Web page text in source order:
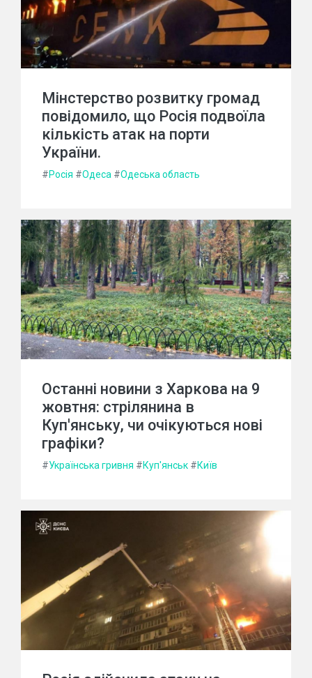
Мінстерство розвитку громад
повідомило, що Росія подвоїла
кількість атак на порти
України.
#Росія #Одеса #Одеська область
Останні новини з Харкова на 9
жовтня: стрілянина в
Куп'янську, чи очікуються нові
графіки?
#Українська гривня #Куп'янськ #Київ